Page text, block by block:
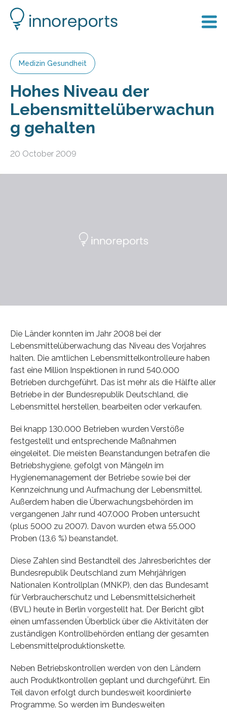
Medizin Gesundheit
Hohes Niveau der
Lebensmittelüberwachun
g gehalten
20 October 2009
Die Länder konnten im Jahr 2008 bei der
Lebensmittelüberwachung das Niveau des Vorjahres
halten. Die amtlichen Lebensmittelkontrolleure haben
fast eine Million Inspektionen in rund 540.000
Betrieben durchgeführt. Das ist mehr als die Hälfte aller
Betriebe in der Bundesrepublik Deutschland, die
Lebensmittel herstellen, bearbeiten oder verkaufen.
Bei knapp 130.000 Betrieben wurden Verstöße
festgestellt und entsprechende Maßnahmen
eingeleitet. Die meisten Beanstandungen betrafen die
Betriebshygiene, gefolgt von Mängeln im
Hygienemanagement der Betriebe sowie bei der
Kennzeichnung und Aufmachung der Lebensmittel.
Außerdem haben die Überwachungsbehörden im
vergangenen Jahr rund 407.000 Proben untersucht
(plus 5000 zu 2007). Davon wurden etwa 55.000
Proben (13,6 %) beanstandet.
Diese Zahlen sind Bestandteil des Jahresberichtes der
Bundesrepublik Deutschland zum Mehrjährigen
Nationalen Kontrollplan (MNKP), den das Bundesamt
für Verbraucherschutz und Lebensmittelsicherheit
(BVL) heute in Berlin vorgestellt hat. Der Bericht gibt
einen umfassenden Überblick über die Aktivitäten der
zuständigen Kontrollbehörden entlang der gesamten
Lebensmittelproduktionskette.
Neben Betriebskontrollen werden von den Ländern
auch Produktkontrollen geplant und durchgeführt. Ein
Teil davon erfolgt durch bundesweit koordinierte
Programme. So werden im Bundesweiten